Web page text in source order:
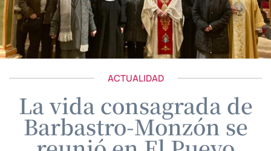
ACTUALIDAD
La vida consagrada de
Barbastro-Monzón se